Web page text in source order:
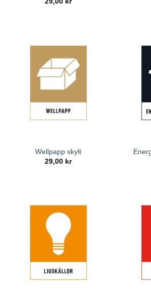
Wellpapp skylt
29,00 kr